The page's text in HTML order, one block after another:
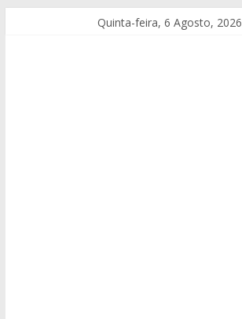
Quinta-feira, 6 Agosto, 2026